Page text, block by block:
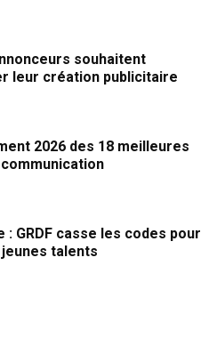
souhaitent
leur création publicitaire
2026 des 18 meilleures
: GRDF casse les codes pour
talents